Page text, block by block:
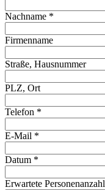
Nachname *
Firmenname
Straße, Hausnummer
PLZ, Ort
Telefon *
E-Mail *
Datum *
Erwartete Personenanzahl